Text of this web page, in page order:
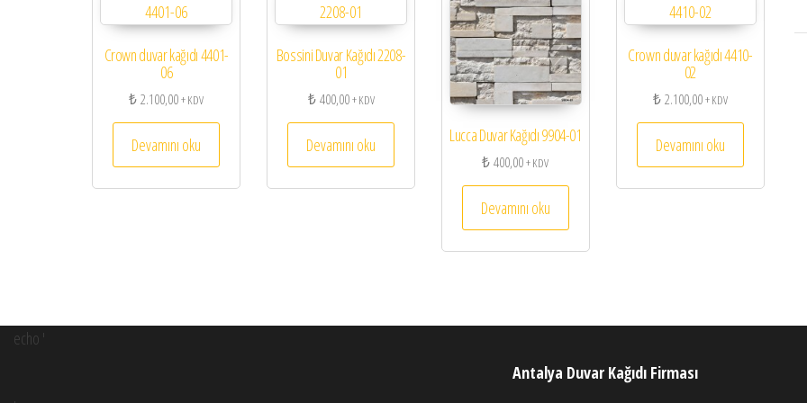
Crown duvar kağıdı 4401-
06
₺2.100,00+ KDV
Devamını oku
Bossini Duvar Kağıdı 2208-
01
₺400,00+ KDV
Devamını oku Lucca Duvar Kağıdı 9904-01
₺400,00+ KDV
Devamını oku
Crown duvar kağıdı 4410-
02
₺2.100,00+ KDV
Devamını oku
echo '
Antalya Duvar Kağıdı Firması